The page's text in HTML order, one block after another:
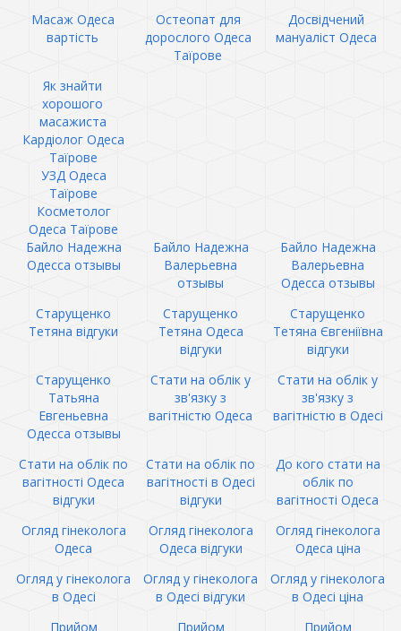
Масаж Одеса
вартість
Остеопат для
дорослого Одеса
Таїрове
Досвідчений
мануаліст Одеса
Як знайти
хорошого
масажиста
Кардіолог Одеса
Таїрове
УЗД Одеса
Таїрове
Косметолог
Одеса Таїрове
Байло Надежна
Одесса отзывы
Байло Надежна
Валерьевна
отзывы
Байло Надежна
Валерьевна
Одесса отзывы
Старущенко
Тетяна відгуки
Старущенко
Тетяна Одеса
відгуки
Старущенко
Тетяна Євгеніївна
відгуки
Старущенко
Татьяна
Евгеньевна
Одесса отзывы
Стати на облік у
зв'язку з
вагітністю Одеса
Стати на облік у
зв'язку з
вагітністю в Одесі
Стати на облік по
вагітності Одеса
відгуки
Стати на облік по
вагітності в Одесі
відгуки
До кого стати на
облік по
вагітності Одеса
Огляд гінеколога
Одеса
Огляд гінеколога
Одеса відгуки
Огляд гінеколога
Одеса ціна
Огляд у гінеколога
в Одесі
Огляд у гінеколога
в Одесі відгуки
Огляд у гінеколога
в Одесі ціна
Прийом
Прийом
Прийом